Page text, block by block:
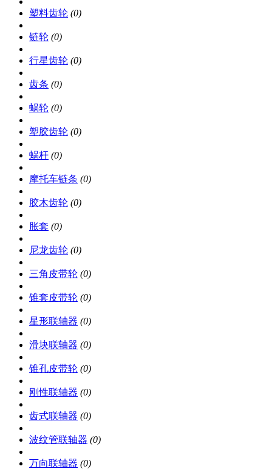
塑料齿轮 (0)
链轮 (0)
行星齿轮 (0)
齿条 (0)
蜗轮 (0)
塑胶齿轮 (0)
蜗杆 (0)
摩托车链条 (0)
胶木齿轮 (0)
胀套 (0)
尼龙齿轮 (0)
三角皮带轮 (0)
锥套皮带轮 (0)
星形联轴器 (0)
滑块联轴器 (0)
锥孔皮带轮 (0)
刚性联轴器 (0)
齿式联轴器 (0)
波纹管联轴器 (0)
万向联轴器 (0)